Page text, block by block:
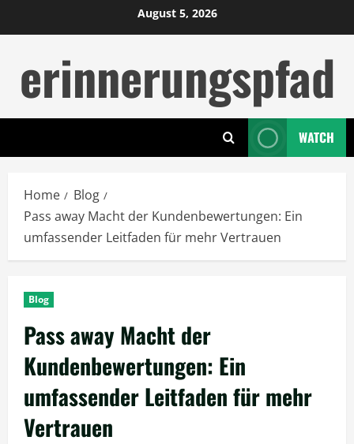
to
August 5, 2026
erinnerungspfad
WATCH
Home
Blog
Pass away Macht der Kundenbewertungen: Ein
umfassender Leitfaden für mehr Vertrauen
Blog
Pass away Macht der
Kundenbewertungen: Ein
umfassender Leitfaden für mehr
Vertrauen